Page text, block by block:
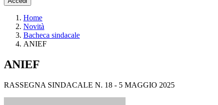
Home
Novità
Bacheca sindacale
ANIEF
ANIEF
RASSEGNA SINDACALE N. 18 - 5 MAGGIO 2025